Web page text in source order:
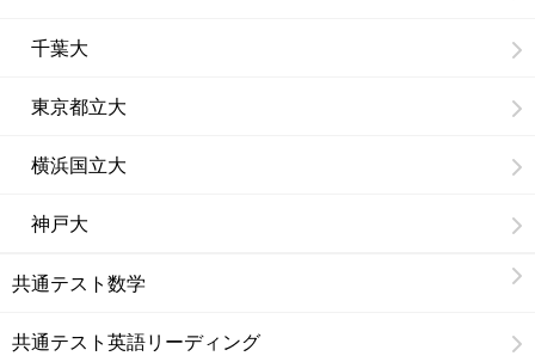
千葉大
東京都立大
横浜国立大
神戸大
共通テスト数学
共通テスト英語リーディング